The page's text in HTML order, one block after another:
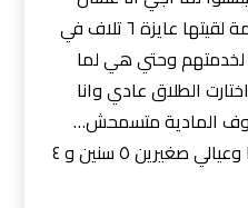
أأكلهم ولما قولت أجيب خدامة لقيتها عايزة ٦ تلاف في
وحتي هي لما
الطلاق عادي وانا
المادية متسمحش…
ابويا وامي كبار مش بيتحركوا وعيالي صغيرين ٥ سنين و ٤